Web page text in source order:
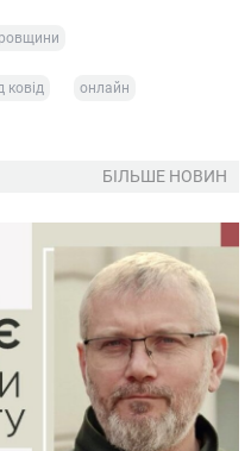
ковід онлайн
БІЛЬШЕ НОВИН